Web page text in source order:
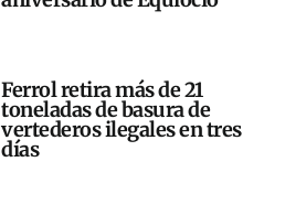
Ferrol retira más de 21
toneladas de basura de
vertederos ilegales en tres
días